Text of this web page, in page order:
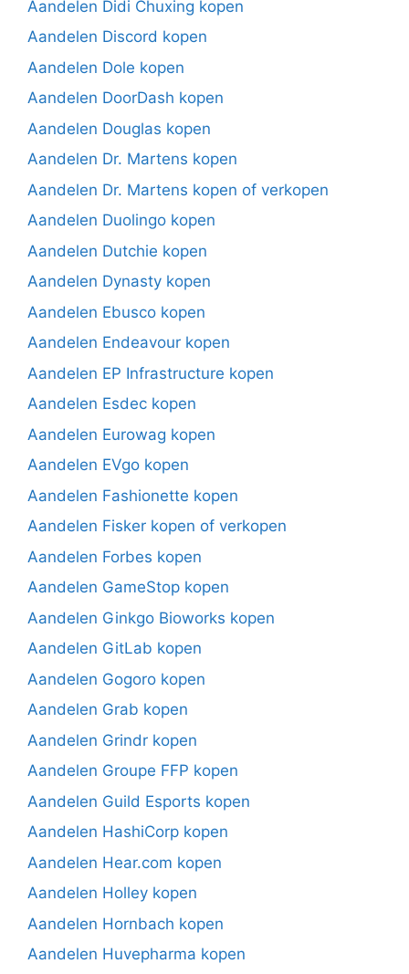
Aandelen Didi Chuxing kopen
Aandelen Discord kopen
Aandelen Dole kopen
Aandelen DoorDash kopen
Aandelen Douglas kopen
Aandelen Dr. Martens kopen
Aandelen Dr. Martens kopen of verkopen
Aandelen Duolingo kopen
Aandelen Dutchie kopen
Aandelen Dynasty kopen
Aandelen Ebusco kopen
Aandelen Endeavour kopen
Aandelen EP Infrastructure kopen
Aandelen Esdec kopen
Aandelen Eurowag kopen
Aandelen EVgo kopen
Aandelen Fashionette kopen
Aandelen Fisker kopen of verkopen
Aandelen Forbes kopen
Aandelen GameStop kopen
Aandelen Ginkgo Bioworks kopen
Aandelen GitLab kopen
Aandelen Gogoro kopen
Aandelen Grab kopen
Aandelen Grindr kopen
Aandelen Groupe FFP kopen
Aandelen Guild Esports kopen
Aandelen HashiCorp kopen
Aandelen Hear.com kopen
Aandelen Holley kopen
Aandelen Hornbach kopen
Aandelen Huvepharma kopen